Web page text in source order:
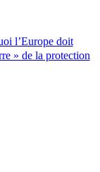
l’Europe doit
» de la protection